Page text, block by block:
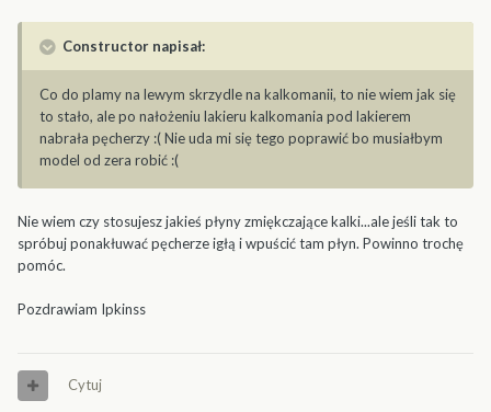
Constructor napisał:
Co do plamy na lewym skrzydle na kalkomanii, to nie wiem jak się
to stało, ale po nałożeniu lakieru kalkomania pod lakierem
nabrała pęcherzy :( Nie uda mi się tego poprawić bo musiałbym
model od zera robić :(
Nie wiem czy stosujesz jakieś płyny zmiękczające kalki...ale jeśli tak to
spróbuj ponakłuwać pęcherze igłą i wpuścić tam płyn. Powinno trochę
pomóc.
Pozdrawiam Ipkinss
Cytuj